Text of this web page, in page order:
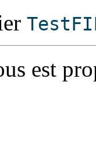
est